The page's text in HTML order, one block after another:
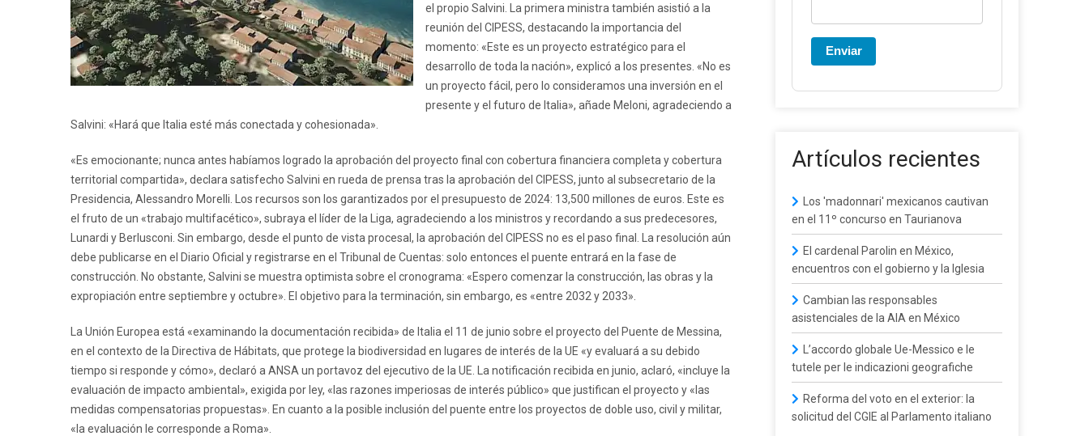
el propio Salvini. La primera ministra también asistió a la
reunión del CIPESS, destacando la importancia del
momento: «Este es un proyecto estratégico para el
desarrollo de toda la nación», explicó a los presentes. «No es
un proyecto fácil, pero lo consideramos una inversión en el
presente y el futuro de Italia», añade Meloni, agradeciendo a
Salvini: «Hará que Italia esté más conectada y cohesionada».
«Es emocionante; nunca antes habíamos logrado la aprobación del proyecto final con cobertura financiera completa y cobertura
territorial compartida», declara satisfecho Salvini en rueda de prensa tras la aprobación del CIPESS, junto al subsecretario de la
Presidencia, Alessandro Morelli. Los recursos son los garantizados por el presupuesto de 2024: 13,500 millones de euros. Este es
el fruto de un «trabajo multifacético», subraya el líder de la Liga, agradeciendo a los ministros y recordando a sus predecesores,
Lunardi y Berlusconi. Sin embargo, desde el punto de vista procesal, la aprobación del CIPESS no es el paso final. La resolución aún
debe publicarse en el Diario Oficial y registrarse en el Tribunal de Cuentas: solo entonces el puente entrará en la fase de
construcción. No obstante, Salvini se muestra optimista sobre el cronograma: «Espero comenzar la construcción, las obras y la
expropiación entre septiembre y octubre». El objetivo para la terminación, sin embargo, es «entre 2032 y 2033».
La Unión Europea está «examinando la documentación recibida» de Italia el 11 de junio sobre el proyecto del Puente de Messina,
en el contexto de la Directiva de Hábitats, que protege la biodiversidad en lugares de interés de la UE «y evaluará a su debido
tiempo si responde y cómo», declaró a ANSA un portavoz del ejecutivo de la UE. La notificación recibida en junio, aclaró, «incluye la
evaluación de impacto ambiental», exigida por ley, «las razones imperiosas de interés público» que justifican el proyecto y «las
medidas compensatorias propuestas». En cuanto a la posible inclusión del puente entre los proyectos de doble uso, civil y militar,
«la evaluación le corresponde a Roma».
Enviar
Artículos recientes
Los 'madonnari' mexicanos cautivan
en el 11º concurso en Taurianova
El cardenal Parolin en México,
encuentros con el gobierno y la Iglesia
Cambian las responsables
asistenciales de la AIA en México
L’accordo globale Ue-Messico e le
tutele per le indicazioni geografiche
Reforma del voto en el exterior: la
solicitud del CGIE al Parlamento italiano